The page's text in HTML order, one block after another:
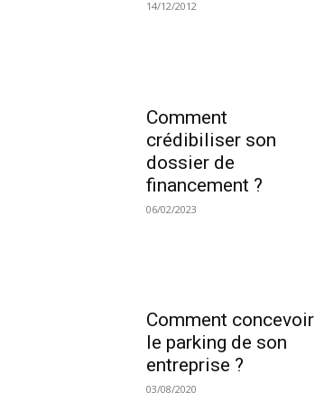
14/12/2012
Comment
crédibiliser son
dossier de
financement ?
06/02/2023
Comment concevoir
le parking de son
entreprise ?
03/08/2020